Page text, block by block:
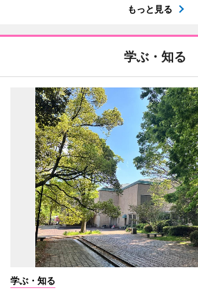
もっと見る
学ぶ・知る
学ぶ・知る